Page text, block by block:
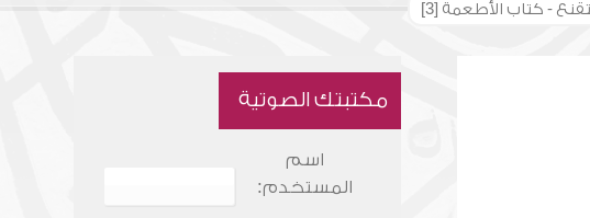
- كتاب الأطعمة [3]
مكتبتك الصوتية
اسم
المستخدم: